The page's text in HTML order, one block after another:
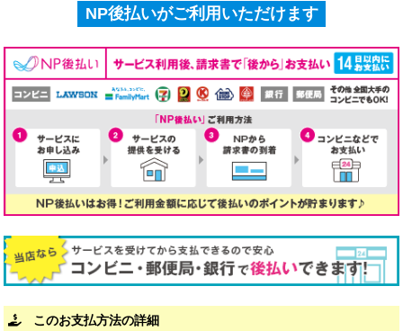
NP後払いがご利用いただけます
このお支払方法の詳細